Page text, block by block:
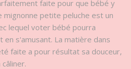
faite pour que bébé y
petite peluche est un
lequel voter bébé pourra
s'amusant. La matière dans
faite a pour résultat sa douceur,